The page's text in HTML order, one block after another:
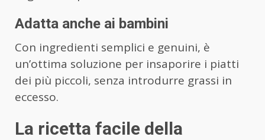
Adatta anche ai bambini
Con ingredienti semplici e genuini, è
un’ottima soluzione per insaporire i piatti
dei più piccoli, senza introdurre grassi in
eccesso.
La ricetta facile della